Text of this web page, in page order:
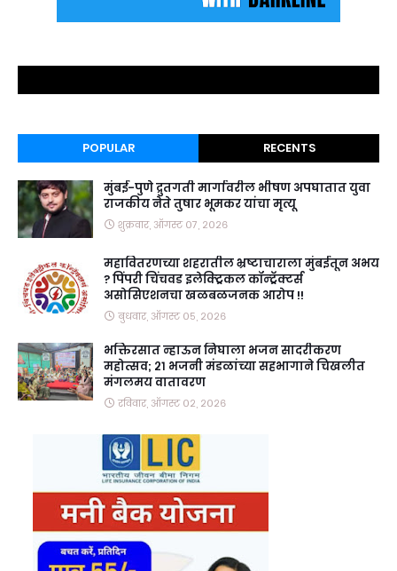
POPULAR RECENTS
मुंबई-पुणे द्रुतगती मार्गावरील भीषण अपघातात युवा
राजकीय नेते तुषार भूमकर यांचा मृत्यू
शुक्रवार, ऑगस्ट ०७, २०२६
महावितरणच्या शहरातील भ्रष्टाचाराला मुंबईतून अभय
? पिंपरी चिंचवड इलेक्ट्रिकल कॉन्ट्रॅक्टर्स
असोसिएशनचा खळबळजनक आरोप !!
बुधवार, ऑगस्ट ०५, २०२६
भक्तिरसात न्हाऊन निघाला भजन सादरीकरण
महोत्सव; २१ भजनी मंडळांच्या सहभागाने चिखलीत
मंगलमय वातावरण
रविवार, ऑगस्ट ०२, २०२६